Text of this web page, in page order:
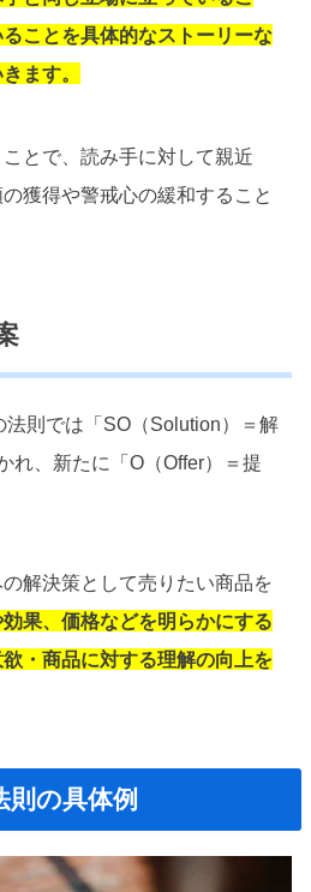
ことを具体的なストーリーな
ます。
とで、読み手に対して親近
獲得や警戒心の緩和すること
法則では「SO（Solution）＝解
れ、新たに「O（Offer）＝提
解決策として売りたい商品を
果、価格などを明らかにする
・商品に対する理解の向上を
則の具体例